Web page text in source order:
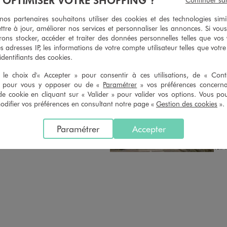
du ticket de caisse, dans tous les
simple demande. Voir conditions
MAGASIN CHOISI
CHOISIR CE MAGASIN
VOIR LA FICHE
Distance :
18.3 Km
partenaires souhaitons utiliser des cookies et des technologies
à jour, améliorer nos services et personnaliser les annonces. Si
stocker, accéder et traiter des données personnelles telles que vos
adresses IP, les informations de votre compte utilisateur telles que
des cookies.
le choix d'« Accepter » pour consentir à ces utilisations, de «
pour vous y opposer ou de « Paramétrer » vos préférences
cookie en cliquant sur « Valider » pour valider vos options. Vous
vos préférences en consultant notre page « Gestion des cookies ».
Accepter
Paramétrer